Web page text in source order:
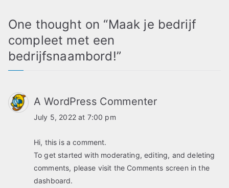
One thought on “Maak je bedrijf
compleet met een
bedrijfsnaambord!”
A WordPress Commenter
July 5, 2022 at 7:00 pm
Hi, this is a comment.
To get started with moderating, editing, and deleting
comments, please visit the Comments screen in the
dashboard.